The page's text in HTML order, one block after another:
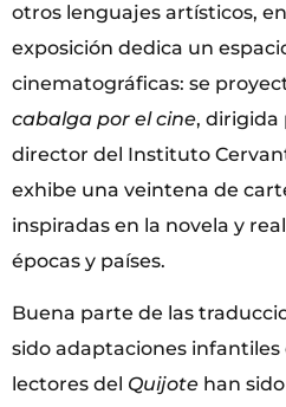
otros lenguajes artísticos,
exposición dedica un
cinematográficas: se
cabalga por el cine, dirigida
director del Instituto
exhibe una veintena de
inspiradas en la novela y
épocas y países.
Buena parte de las
sido adaptaciones
lectores del Quijote han